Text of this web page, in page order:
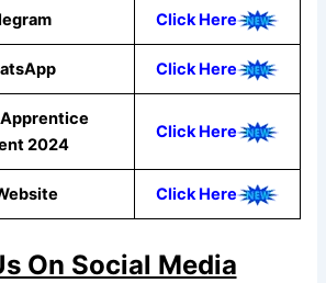
Click Here
ClickHere
2024
Click Here
Click Here
On Social Media